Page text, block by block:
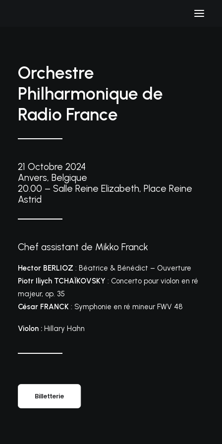
Orchestre
Philharmonique de
Radio France
21 Octobre 2024
Anvers, Belgique
20.00 – Salle Reine Elizabeth, Place Reine
Astrid
Chef assistant de Mikko Franck
Hector BERLIOZ : Béatrice & Bénédict – Ouverture
Piotr Iliych TCHAÏKOVSKY : Concerto pour violon en ré
majeur, op. 35
César FRANCK : Symphonie en ré mineur FWV 48
Violon : Hillary Hahn
Billetterie